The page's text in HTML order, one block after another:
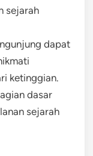
sejarah
dapat
ketinggian.
dasar
sejarah